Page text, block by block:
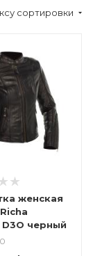
сортировки
женская
D3O черный